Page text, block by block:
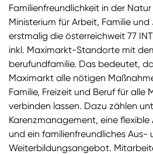
Familienfreundlichkeit in der Natur
Ministerium für Arbeit, Familie
erstmalig die österreichweit 77
inkl. Maximarkt-Standorte mit
berufundfamilie. Das bedeutet,
Maximarkt alle nötigen
Familie, Freizeit und Beruf für alle
verbinden lassen. Dazu zählen
Karenzmanagement, eine
und ein familienfreundliches Aus-
Weiterbildungsangebot.